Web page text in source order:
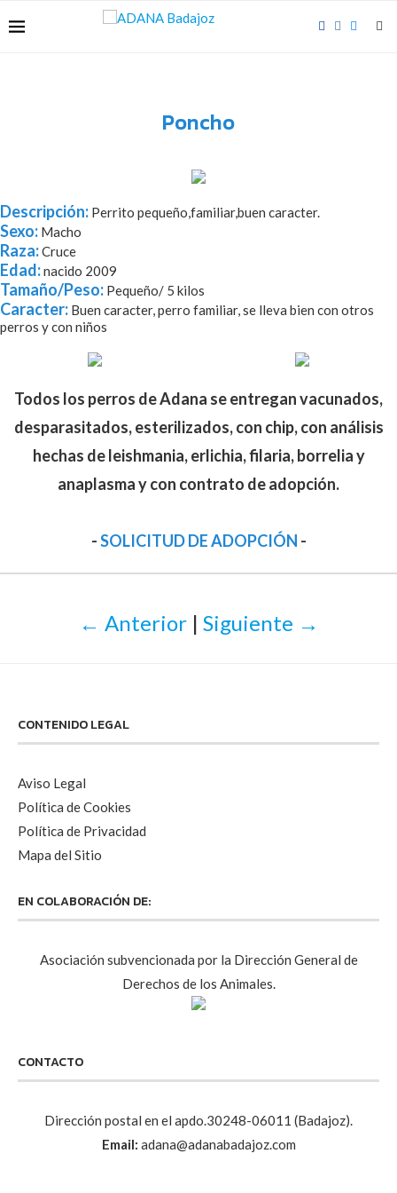
Poncho
Descripción: Perrito pequeño,familiar,buen caracter.
Sexo: Macho
Raza:Cruce
Edad:nacido 2009
Tamaño/Peso: Pequeño/ 5 kilos
Caracter: Buen caracter, perro familiar, se lleva bien con otros
perros y con niños
Todos los perros de Adana se entregan vacunados,
desparasitados, esterilizados, con chip, con análisis
hechas de leishmania, erlichia, filaria, borrelia y
anaplasma y con contrato de adopción.
-SOLICITUD DE ADOPCIÓN -
← Anterior| Siguiente →
CONTENIDO LEGAL
Aviso Legal
Política de Cookies
Política de Privacidad
Mapa del Sitio
EN COLABORACIÓN DE:
Asociación subvencionada por la Dirección General de
Derechos de los Animales.
CONTACTO
Dirección postal en el apdo.30248-06011 (Badajoz).
Email: adana@adanabadajoz.com